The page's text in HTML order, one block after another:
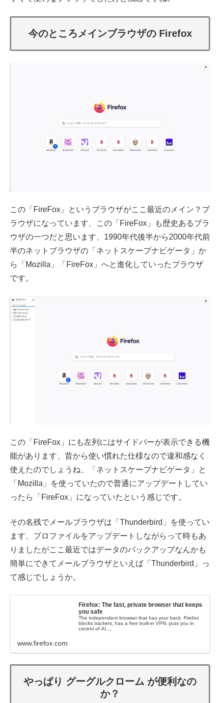
今のところメインブラウザの Firefox
この「FireFox」というブラウザがここ最近のメイン？ブ
ラウザになっています、この「FireFox」も歴史あるブラ
ウザの一つだと思います、1990年代後半から2000年代前
半のネットブラウザの「ネットスケープナビゲータ」か
ら「Mozilla」「FireFox」へと進化していったブラウザ
です。
この「FireFox」にも左列にはサイドバーが表示できる機
能があります、昔から使い慣れた仕様なので違和感なく
使えたのでしょうね、「ネットスケープナビゲータ」と
「Mozilla」を使っていたので普通にアップデートしてい
ったら「FireFox」になっていたという感じです。
その名残でメールブラウザは「Thunderbird」を使ってい
ます、プロファイルをアップデートしながらって時もあ
りましたがここ最近ではデータのバックアップなんかも
簡単にできてメールブラウザといえば「Thunderbird」っ
て感じでしょうか。
Firefox: The fast, private browser that keeps
you safe
The independent browser that has your back. Firefox
blocks trackers, has a free built-in VPN, puts you in
control of AI,...
www.firefox.com
やっぱり グーグルクローム が便利なの
か？